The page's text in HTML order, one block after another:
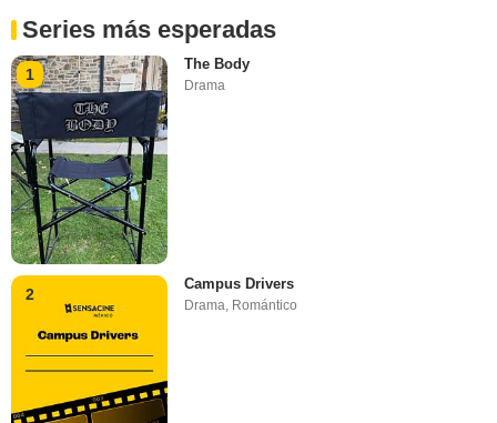
Series más esperadas
1
The Body
Drama
2
Campus Drivers
Drama, Romántico